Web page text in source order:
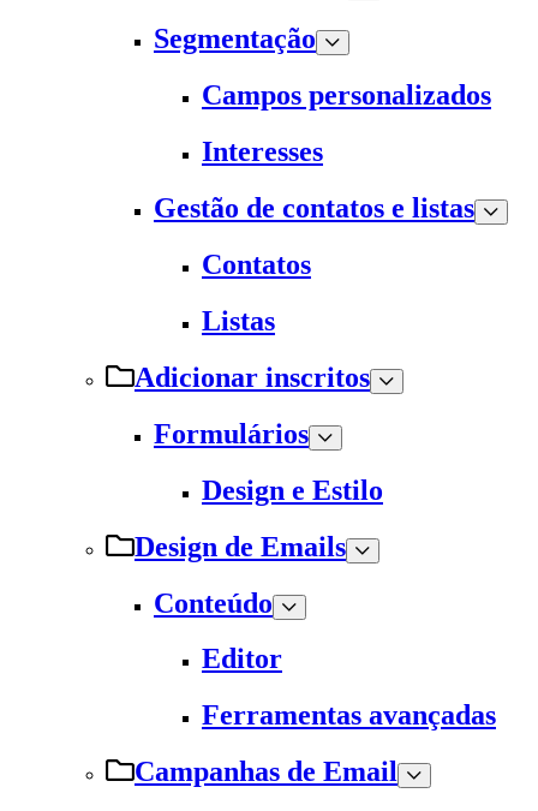
Segmentação
Campos personalizados
Interesses
Gestão de contatos e listas
Contatos
Listas
Adicionar inscritos
Formulários
Design e Estilo
Design de Emails
Conteúdo
Editor
Ferramentas avançadas
Campanhas de Email